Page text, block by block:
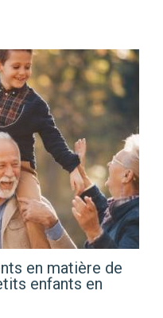
en matière de
enfants en